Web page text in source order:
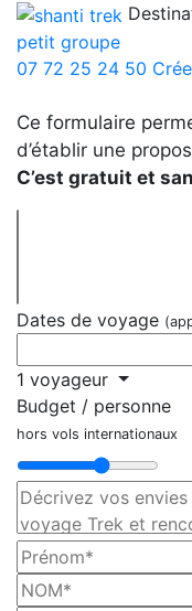
petit groupe
07 72 25 24 50
Ce formulaire
d’établir une
C’est gratuit et
Dates de voyage
1 voyageur
Budget / personne
hors vols internationaux